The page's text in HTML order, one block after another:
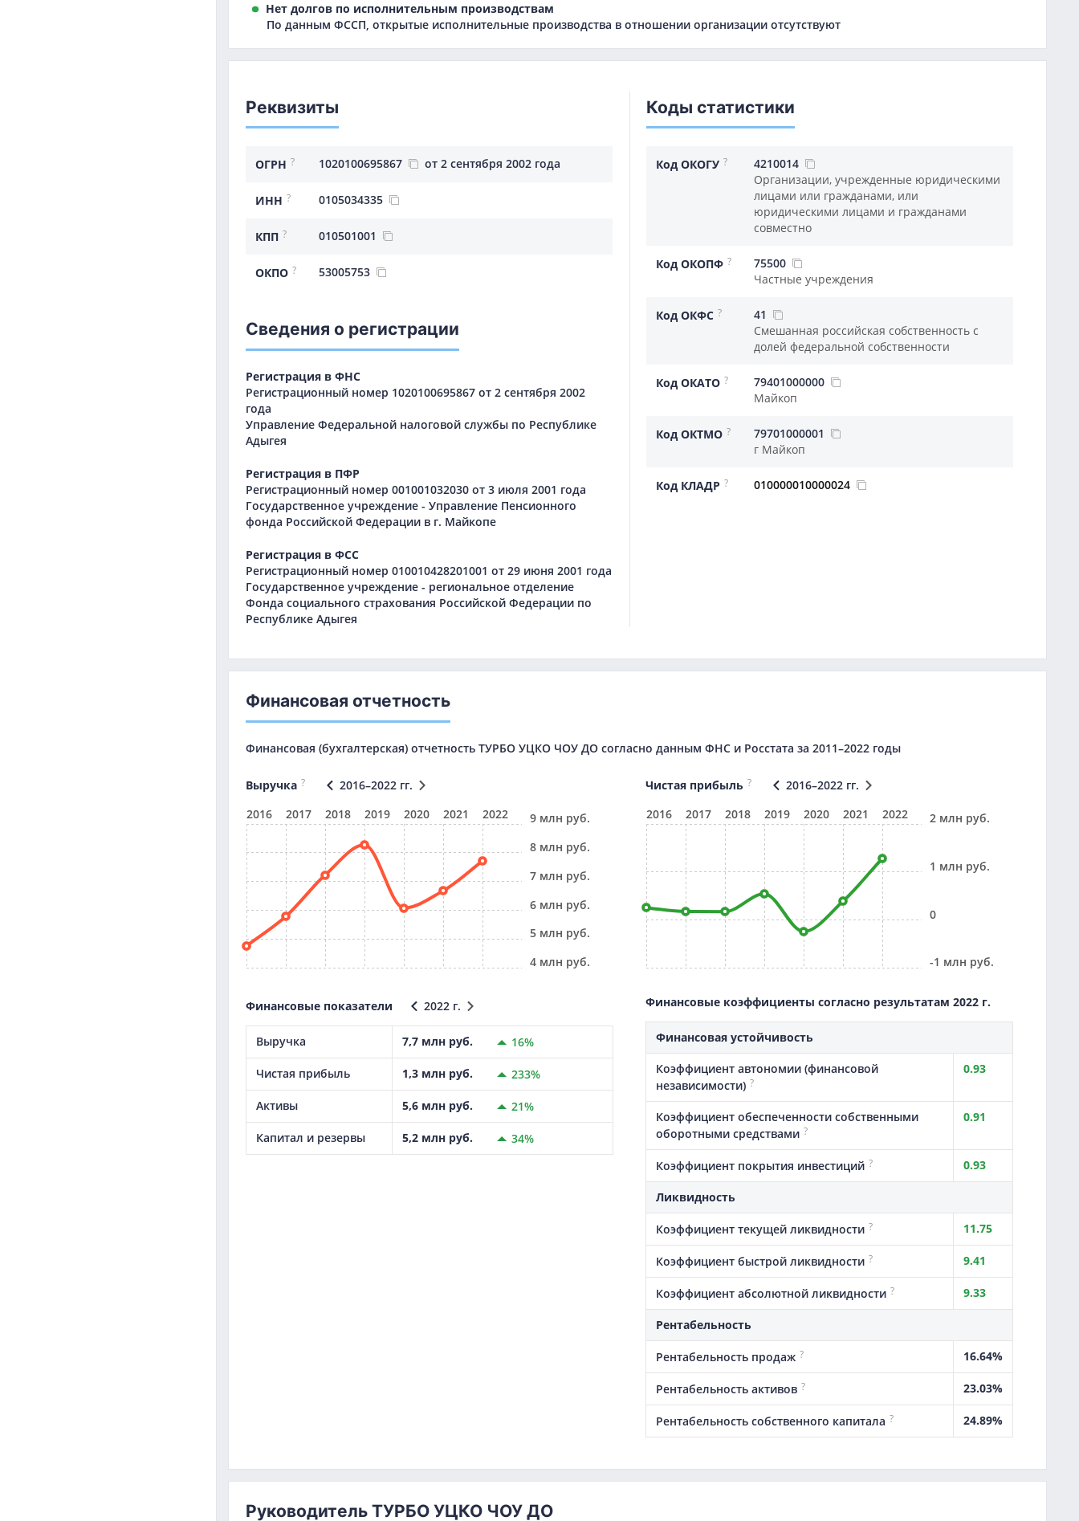
Нет долгов по исполнительным производствам
По данным ФССП, открытые исполнительные производства в отношении организации отсутствуют
Реквизиты
ОГРН ? 1020100695867 от 2 сентября 2002 года
ИНН ? 0105034335
КПП ? 010501001
ОКПО ? 53005753
Сведения о регистрации
Регистрация в ФНС
Регистрационный номер 1020100695867 от 2 сентября 2002
года
Управление Федеральной налоговой службы по Республике
Адыгея
Регистрация в ПФР
Регистрационный номер 001001032030 от 3 июля 2001 года
Государственное учреждение - Управление Пенсионного
фонда Российской Федерации в г. Майкопе
Регистрация в ФСС
Регистрационный номер 010010428201001 от 29 июня 2001 года
Государственное учреждение - региональное отделение
Фонда социального страхования Российской Федерации по
Республике Адыгея
Коды статистики
Код ОКОГУ ?
4210014
Организации, учрежденные юридическими
лицами или гражданами, или
юридическими лицами и гражданами
совместно
Код ОКОПФ ?
75500
Частные учреждения
Код ОКФС ?
41
Смешанная российская собственность с
долей федеральной собственности
Код ОКАТО ?
79401000000
Майкоп
Код ОКТМО ?
79701000001
г Майкоп
Код КЛАДР ? 010000010000024
Финансовая отчетность
Финансовая (бухгалтерская) отчетность ТУРБО УЦКО ЧОУ ДО согласно данным ФНС и Росстата за 2011–2022 годы
Выручка ?
2016–2022 гг.
2016
2017 2018 2019 2020 2021 2022
4 млн руб.
5 млн руб.
6 млн руб.
7 млн руб.
8 млн руб.
9 млн руб.
Чистая прибыль ?
2016–2022 гг.
2016
2017 2018 2019 2020 2021 2022
-1 млн руб.
0
1 млн руб.
2 млн руб.
Финансовые показатели 2022 г.
Выручка 7,7 млн руб. 16%
Чистая прибыль 1,3 млн руб. 233%
Активы 5,6 млн руб. 21%
Капитал и резервы 5,2 млн руб. 34%
Финансовые коэффициенты согласно результатам 2022 г.
Финансовая устойчивость
Коэффициент автономии (финансовой
независимости) ?
0.93
Коэффициент обеспеченности собственными
оборотными средствами ?
0.91
Коэффициент покрытия инвестиций ? 0.93
Ликвидность
Коэффициент текущей ликвидности ? 11.75
Коэффициент быстрой ликвидности ? 9.41
Коэффициент абсолютной ликвидности ? 9.33
Рентабельность
Рентабельность продаж ? 16.64%
Рентабельность активов ? 23.03%
Рентабельность собственного капитала ? 24.89%
Руководитель ТУРБО УЦКО ЧОУ ДО